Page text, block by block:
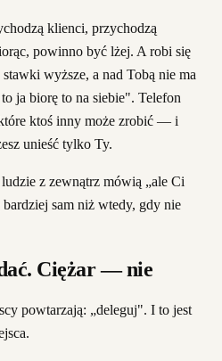
klienci, przychodzą
powinno być lżej. A robi się
wyższe, a nad Tobą nie ma
ja biorę to na siebie". Telefon
ktoś inny może zrobić — i
unieść tylko Ty.
z zewnątrz mówią „ale Ci
sam niż wtedy, gdy nie
Ciężar — nie
powtarzają: „deleguj". I to jest